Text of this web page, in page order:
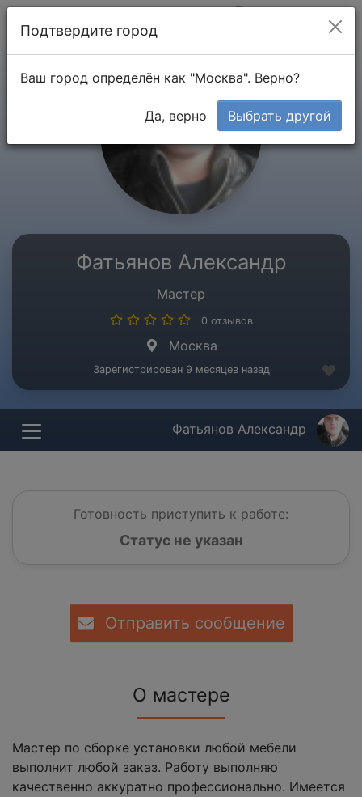
Фатьянов Александр
Мастер
0 отзывов
Москва
Зарегистрирован 9 месяцев назад
Фатьянов Александр
Готовность приступить к работе:
Статус не указан
Отправить сообщение
О мастере
Мастер по сборке установки любой мебели
выполнит любой заказ. Работу выполняю
качественно аккуратно профессионально. Имеется
Подтвердите город
Ваш город определён как "Москва". Верно?
Да, верно Выбрать другой